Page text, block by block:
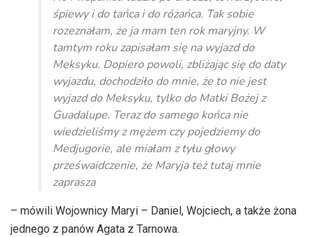
śpiewy i do tańca i do różańca. Tak sobie
rozeznałam, że ja mam ten rok maryjny. W
tamtym roku zapisałam się na wyjazd do
Meksyku. Dopiero powoli, zbliżając się do daty
wyjazdu, dochodziło do mnie, że to nie jest
wyjazd do Meksyku, tylko do Matki Bożej z
Guadalupe. Teraz do samego końca nie
wiedzieliśmy z mężem czy pojedziemy do
Medjugorie, ale miałam z tyłu głowy
prześwaidczenie, że Maryja też tutaj mnie
zaprasza
– mówili Wojownicy Maryi – Daniel , Wojciech, a także żona
jednego z panów Agata z Tarnowa.